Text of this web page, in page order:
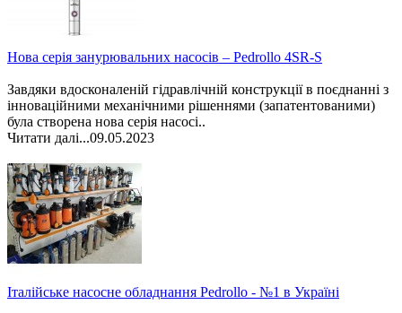
Нова серія занурювальних насосів – Pedrollo 4SR-S
Завдяки вдосконаленій гідравлічній конструкції в поєднанні з
інноваційними механічними рішеннями (запатентованими)
була створена нова серія насосі..
Читати далі...09.05.2023
Італійське насосне обладнання Pedrollo - №1 в Україні